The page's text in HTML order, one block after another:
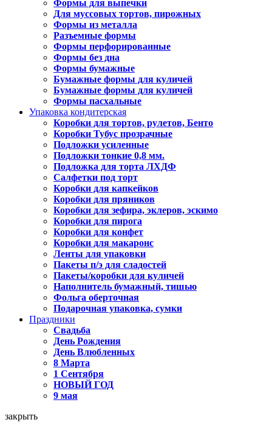
Формы для выпечки
Для муссовых тортов, пирожных
Формы из металла
Разъемные формы
Формы перфорированные
Формы без дна
Формы бумажные
Бумажные формы для куличей
Бумажные формы для куличей
Формы пасхальные
Упаковка кондитерская
Коробки для тортов, рулетов, Бенто
Коробки Тубус прозрачные
Подложки усиленные
Подложки тонкие 0,8 мм.
Подложка для торта ЛХДФ
Салфетки под торт
Коробки для капкейков
Коробки для пряников
Коробки для зефира, эклеров, эскимо
Коробки для пирога
Коробки для конфет
Коробки для макаронс
Ленты для упаковки
Пакеты п/э для сладостей
Пакеты/коробки для куличей
Наполнитель бумажный, тишью
Фольга оберточная
Подарочная упаковка, сумки
Праздники
Свадьба
День Рождения
День Влюбленных
8 Марта
1 Сентября
НОВЫЙ ГОД
9 мая
закрыть